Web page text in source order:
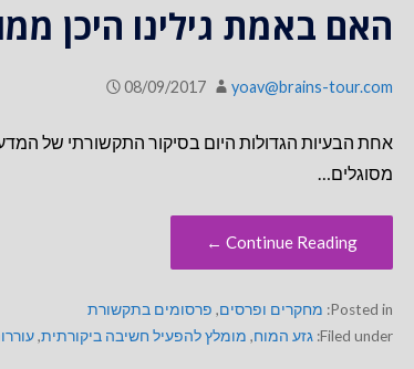
האם באמת גילינו היכן
08/09/2017 yoav@brains-tour.com
אחת הבעיות הגדולות היום בסיקור התקשורתי של
מסוגלים…
Continue Reading ←
Posted in: מחקרים ופרסים, פרסומים בתקשורת
Filed under: גזע המוח, מומלץ להפעיל חשיבה ביקורתית,